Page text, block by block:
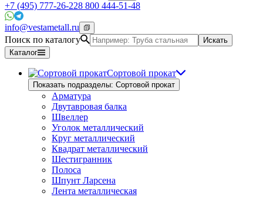
+7 (495) 777-26-228 800 444-51-48
info@vestametall.ru
Поиск по каталогу
Искать
Каталог
Сортовой прокат
Показать подразделы: Сортовой прокат
Арматура
Двутавровая балка
Швеллер
Уголок металлический
Круг металлический
Квадрат металлический
Шестигранник
Полоса
Шпунт Ларсена
Лента металлическая